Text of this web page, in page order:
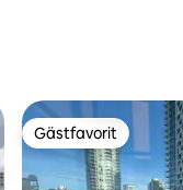
Gästfavorit
Gästfavorit